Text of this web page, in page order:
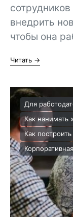
внедрить
чтобы она
Читать →
Для
Как нанимать
Как